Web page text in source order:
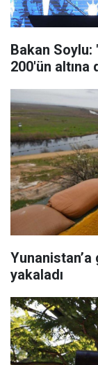
Bakan Soylu:
200'ün altına
Yunanistan’a
yakaladı